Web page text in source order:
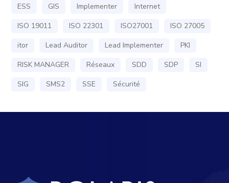
ESS
GIS Implementer
Internet
ISO 19011
ISO 22301 ISO27001
ISO 27005
itor
Lead Auditor Lead Implementer
PKI
RISK MANAGER
Réseaux SDD SDP
SI
SIG
SMS2 SSE Sécurité